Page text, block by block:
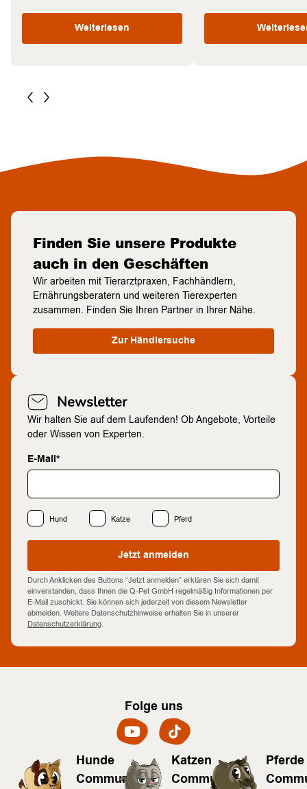
Weiterlesen
Finden Sie unsere Produkte
auch in den Geschäften
Wir arbeiten mit Tierarztpraxen, Fachhändlern,
Ernährungsberatern und weiteren Tierexperten
zusammen. Finden Sie Ihren Partner in Ihrer Nähe.
Zur Händlersuche
Newsletter
Wir halten Sie auf dem Laufenden! Ob Angebote, Vorteile
oder Wissen von Experten.
E-Mail*
Hund Katze Pferd
Jetzt anmelden
Durch Anklicken des Buttons “Jetzt anmelden” erklären Sie sich damit
einverstanden, dass Ihnen die Q-Pet GmbH regelmäßig Informationen per
E-Mail zuschickt. Sie können sich jederzeit von diesem Newsletter
abmelden. Weitere Datenschutzhinweise erhalten Sie in unserer
Datenschutzerklärung.
Folge uns
Hunde
Community
Katzen
Community
Pferde